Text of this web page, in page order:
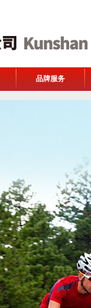
品牌服务